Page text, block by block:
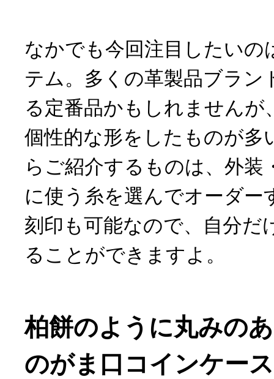
なかでも今回注目したいの
テム。多くの革製品ブラン
る定番品かもしれませんが
個性的な形をしたものが多
らご紹介するものは、外装
に使う糸を選んでオーダー
刻印も可能なので、自分だ
ることができますよ。
柏餅のように丸みの
のがま口コインケース